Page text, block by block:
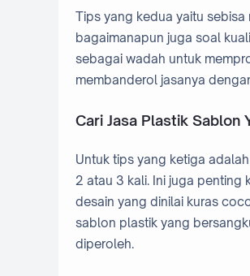
Tips yang kedua yaitu
bagaimanapun juga soal
sebagai wadah untuk
membanderol jasanya
Cari Jasa Plastik Sablon
Untuk tips yang ketiga
2 atau 3 kali. Ini juga penting
desain yang dinilai kuras
sablon plastik yang
diperoleh.